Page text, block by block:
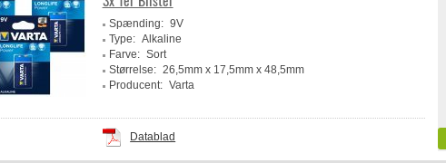
Spænding: 9V
Type: Alkaline
Farve: Sort
Størrelse: 26,5mm x 17,5mm x 48,5mm
Producent: Varta
Datablad